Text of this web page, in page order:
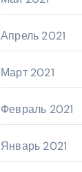
Апрель 2021
Март 2021
Февраль 2021
Январь 2021